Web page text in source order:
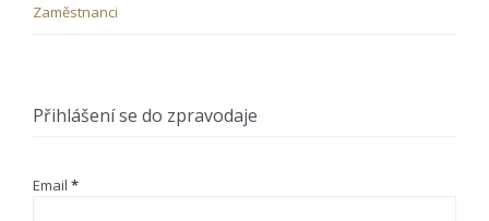
Zaměstnanci
Přihlášení se do zpravodaje
Email *